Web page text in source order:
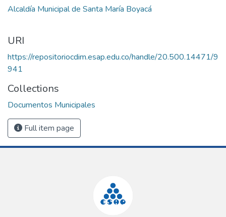
Alcaldía Municipal de Santa María Boyacá
URI
https://repositoriocdim.esap.edu.co/handle/20.500.14471/9
941
Collections
Documentos Municipales
Full item page